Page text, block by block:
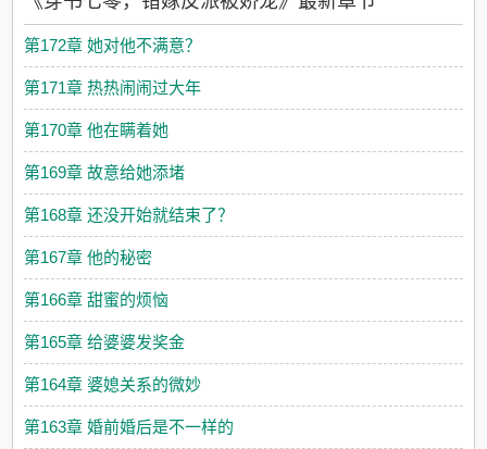
第172章 她对他不满意？
第171章 热热闹闹过大年
第170章 他在瞒着她
第169章 故意给她添堵
第168章 还没开始就结束了？
第167章 他的秘密
第166章 甜蜜的烦恼
第165章 给婆婆发奖金
第164章 婆媳关系的微妙
第163章 婚前婚后是不一样的